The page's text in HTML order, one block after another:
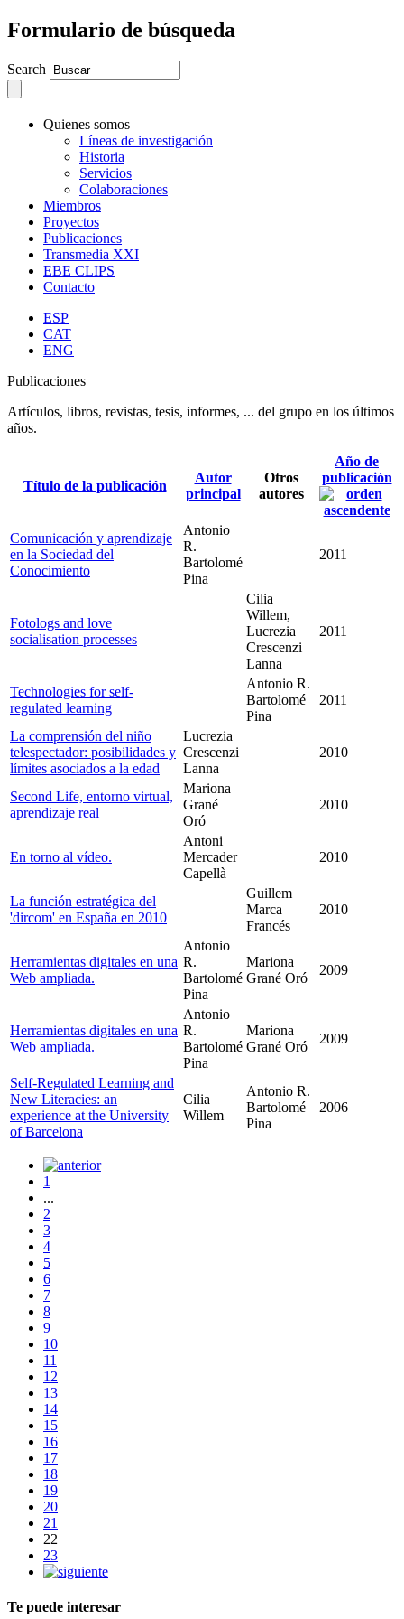
Formulario de búsqueda
Search
Quienes somos
Líneas de investigación
Historia
Servicios
Colaboraciones
Miembros
Proyectos
Publicaciones
Transmedia XXI
EBE CLIPS
Contacto
ESP
CAT
ENG
Publicaciones
Artículos, libros, revistas, tesis, informes, ... del grupo en los últimos
años.
Título de la publicación
Autor
principal
Otros
autores
Año de
publicación
Comunicación y aprendizaje
en la Sociedad del
Conocimiento
Antonio
R.
Bartolomé
Pina
2011
Fotologs and love
socialisation processes
Cilia
Willem,
Lucrezia
Crescenzi
Lanna
2011
Technologies for self-
regulated learning
Antonio R.
Bartolomé
Pina
2011
La comprensión del niño
telespectador: posibilidades y
límites asociados a la edad
Lucrezia
Crescenzi
Lanna
2010
Second Life, entorno virtual,
aprendizaje real
Mariona
Grané
Oró
2010
En torno al vídeo.
Antoni
Mercader
Capellà
2010
La función estratégica del
'dircom' en España en 2010
Guillem
Marca
Francés
2010
Herramientas digitales en una
Web ampliada.
Antonio
R.
Bartolomé
Pina
Mariona
Grané Oró
2009
Herramientas digitales en una
Web ampliada.
Antonio
R.
Bartolomé
Pina
Mariona
Grané Oró
2009
Self-Regulated Learning and
New Literacies: an
experience at the University
of Barcelona
Cilia
Willem
Antonio R.
Bartolomé
Pina
2006
1
...
2
3
4
5
6
7
8
9
10
11
12
13
14
15
16
17
18
19
20
21
22
23
Te puede interesar